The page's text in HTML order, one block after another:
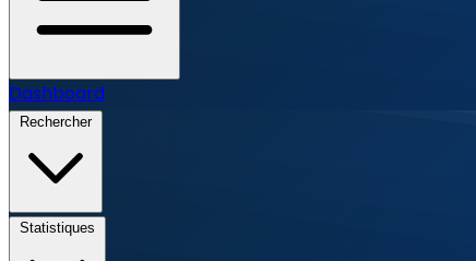
Dashboard
Rechercher
Statistiques